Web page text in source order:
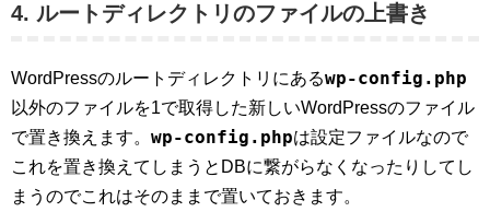
4. ルートディレクトリのファイルの上書き
WordPressのルートディレクトリにあるwp-config.php
以外のファイルを1で取得した新しいWordPressのファイル
で置き換えます。 wp-config.phpは設定ファイルなので
これを置き換えてしまうとDBに繋がらなくなったりしてし
まうのでこれはそのままで置いておきます。